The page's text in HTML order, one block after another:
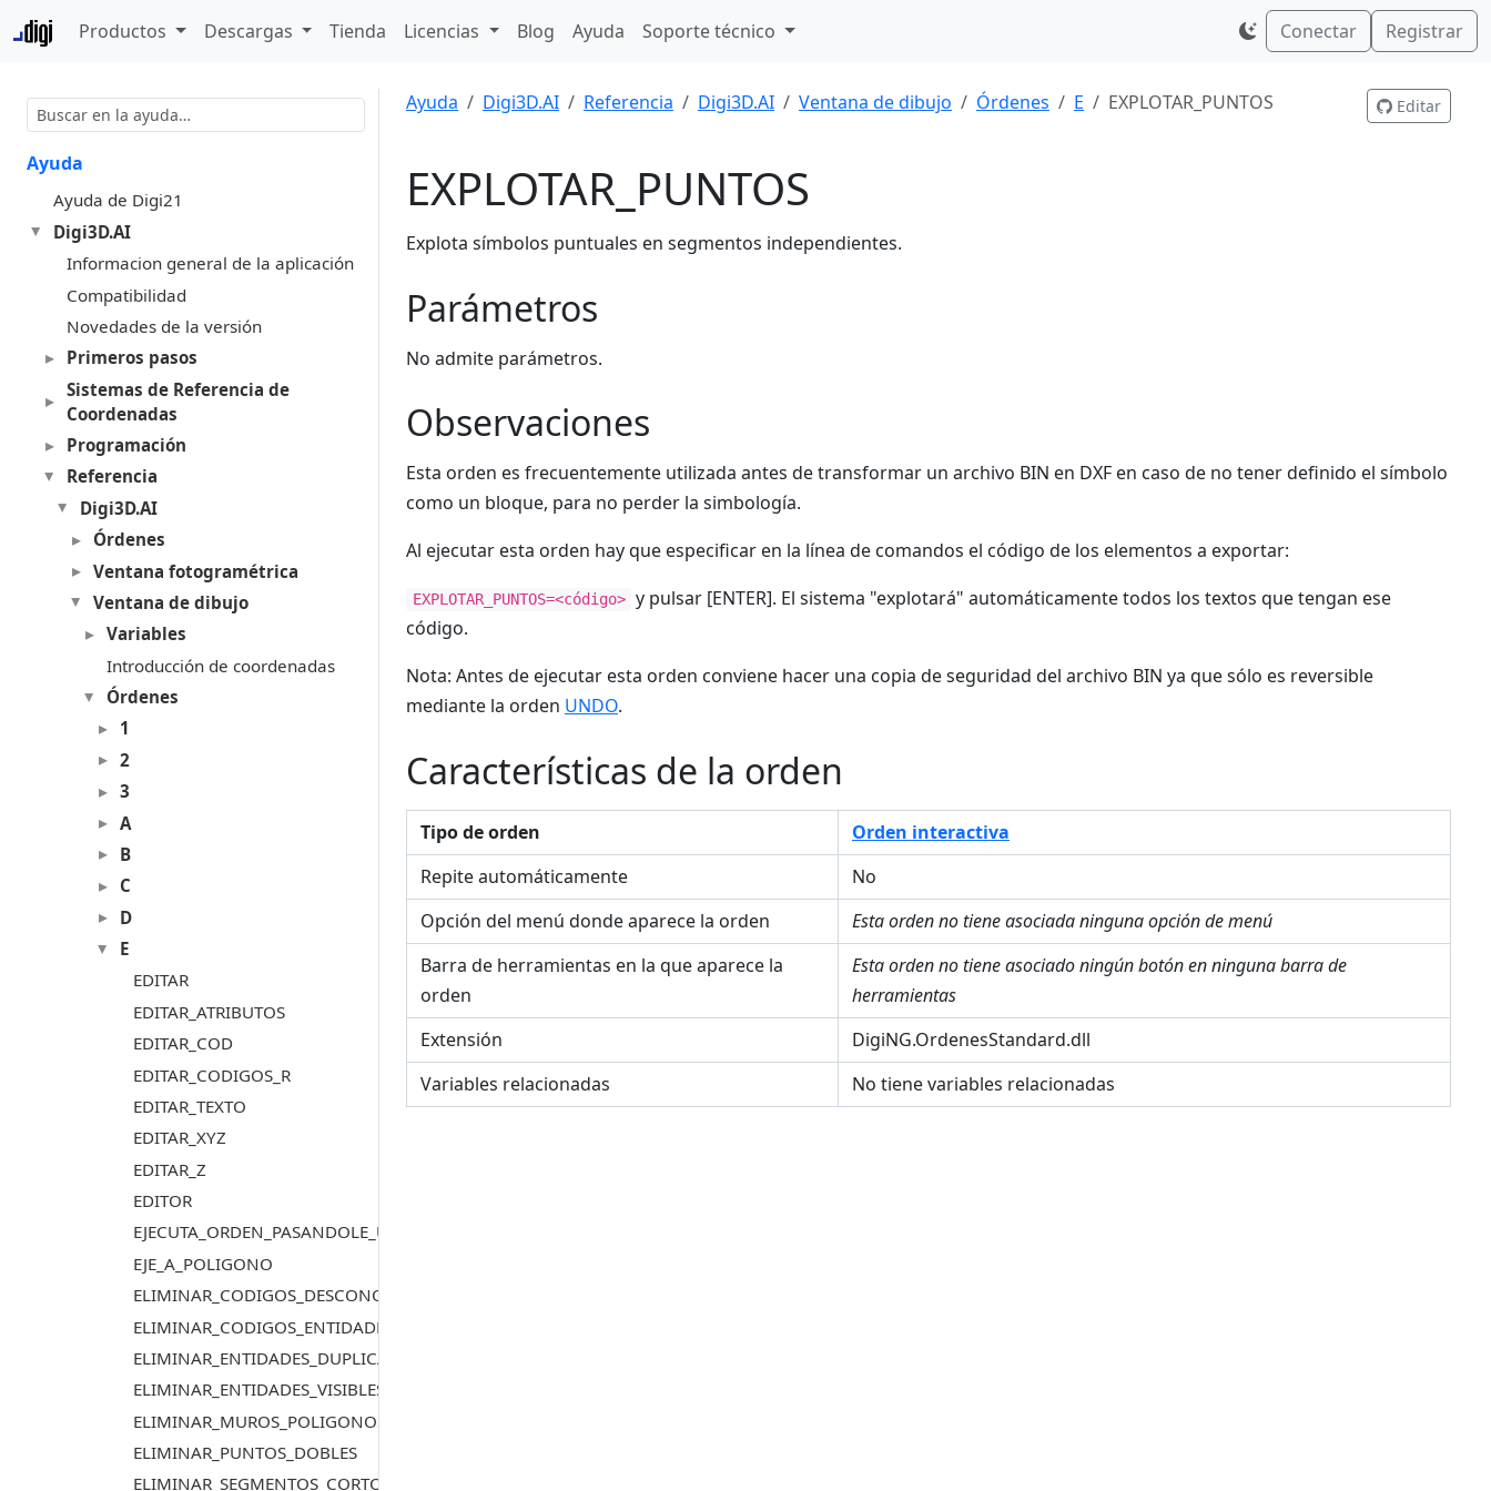
Productos Descargas Tienda Licencias Blog Ayuda Soporte técnico Conectar Registrar
Ayuda
Ayuda de Digi21
Digi3D.AI
Informacion general de la aplicación
Compatibilidad
Novedades de la versión
Primeros pasos
Sistemas de Referencia de
Coordenadas
Programación
Referencia
Digi3D.AI
Órdenes
Ventana fotogramétrica
Ventana de dibujo
Variables
Introducción de coordenadas
Órdenes
1
2
3
A
B
C
D
E
EDITAR
EDITAR_ATRIBUTOS
EDITAR_COD
EDITAR_CODIGOS_R
EDITAR_TEXTO
EDITAR_XYZ
EDITAR_Z
EDITOR
EJECUTA_ORDEN_PASANDOLE_ULTIMA_GEOMETRIA
EJE_A_POLIGONO
ELIMINAR_CODIGOS_DESCONOCIDOS
ELIMINAR_CODIGOS_ENTIDADES_VISIBLES_DUPLICADAS
ELIMINAR_ENTIDADES_DUPLICADAS
ELIMINAR_ENTIDADES_VISIBLES_DUPLICADAS
ELIMINAR_MUROS_POLIGONOS_3D
ELIMINAR_PUNTOS_DOBLES
ELIMINAR_SEGMENTOS_CORTOS
Ayuda Digi3D.AI Referencia Digi3D.AI Ventana de dibujo Órdenes E EXPLOTAR_PUNTOS Editar
EXPLOTAR_PUNTOS
Explota símbolos puntuales en segmentos independientes.
Parámetros
No admite parámetros.
Observaciones
Esta orden es frecuentemente utilizada antes de transformar un archivo BIN en DXF en caso de no tener definido el símbolo
como un bloque, para no perder la simbología.
Al ejecutar esta orden hay que especificar en la línea de comandos el código de los elementos a exportar:
EXPLOTAR_PUNTOS=<código> y pulsar [ENTER]. El sistema "explotará" automáticamente todos los textos que tengan ese
código.
Nota: Antes de ejecutar esta orden conviene hacer una copia de seguridad del archivo BIN ya que sólo es reversible
mediante la orden UNDO.
Características de la orden
Tipo de orden
Orden interactiva
Repite automáticamente
No
Opción del menú donde aparece la orden
Esta orden no tiene asociada ninguna opción de menú
Barra de herramientas en la que aparece la
orden
Esta orden no tiene asociado ningún botón en ninguna barra de
herramientas
Extensión
DigiNG.OrdenesStandard.dll
Variables relacionadas
No tiene variables relacionadas